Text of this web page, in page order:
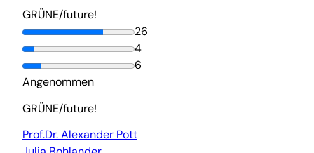
GRÜNE/future!
26
4
6
Angenommen
GRÜNE/future!
Prof.Dr. Alexander Pott